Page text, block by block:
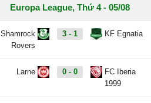
Europa League, Thứ 4 - 05/08
Shamrock
Rovers
3 - 1 KF Egnatia
Larne 0 - 0
FC Iberia
1999